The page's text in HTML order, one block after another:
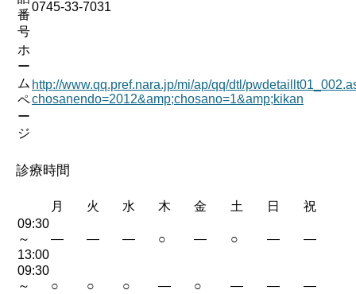
番
号
0745-33-7031
ホ
ー
ム
ペ
ー
ジ
http://www.qq.pref.nara.jp/mi/ap/qq/dtl/
chosanendo=2012&amp;chosano=1&amp;kikan
診療時間
月 火 水 木 金 土 日
祝
09:30
～
13:00
— — — ○ — ○ — —
09:30
～
○ ○ ○ — ○ — — —